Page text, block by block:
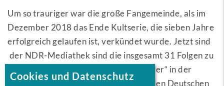
Um so trauriger war die große Fangemeinde, als im
Dezember 2018 das Ende Kultserie, die sieben Jahre
erfolgreich gelaufen ist, verkündet wurde. Jetzt sind
der NDR-Mediathek sind die insgesamt 31 Folgen zu
sehen. Außerdem ist „Der Tatortreiniger“ in der
Kategorie „Beste Comedy-Serie „für den Deutschen
Cookies und Datenschutz